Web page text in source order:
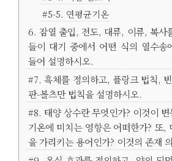
#5-5. 연평균기온
6. 잠열 출입, 전도, 대류, 이류, 복사
들이 대기 중에서 어떤 식의 열수송
들어 설명하시오.
#7. 흑체를 정의하고, 플랑크 법칙,
판-볼츠만 법칙을 설명하시오.
#8. 태양 상수란 무엇인가? 이것이
기온에 미치는 영향은 어떠한가? 또,
을 가리키는 용어인가? 이것의 존재